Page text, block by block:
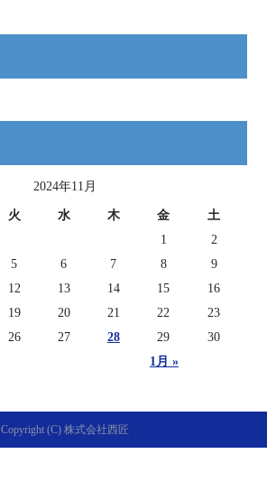
2024年11月
火 水 木 金 土
1月 »
1
2
5 6 7 8
9
12 13 14 15
16
19 20 21 22
23
26 27 28 29 30
Copyright (C) 株式会社西匠